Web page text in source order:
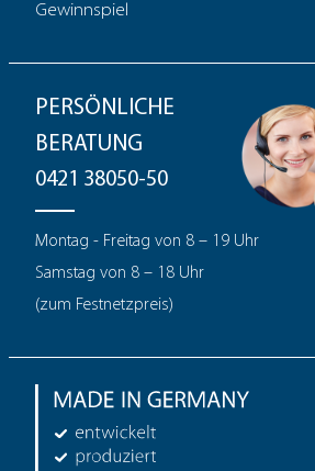
Gewinnspiel
PERSÖNLICHE
BERATUNG
0421 38050-50
Montag - Freitag von 8 – 19 Uhr
Samstag von 8 – 18 Uhr
(zum Festnetzpreis)